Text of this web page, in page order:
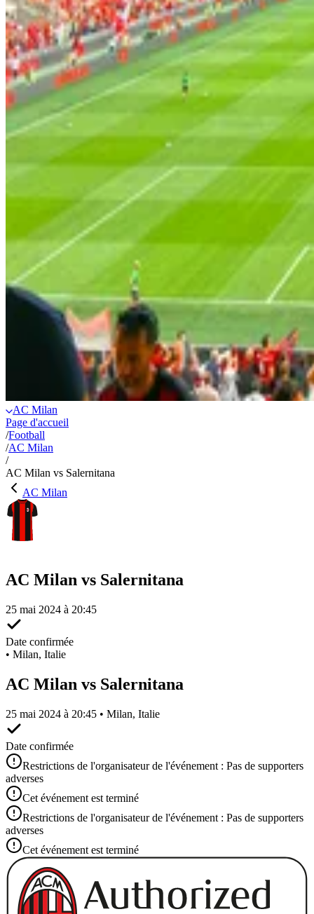
AC Milan
Page d'accueil
/Football
/AC Milan
/
AC Milan vs Salernitana
AC Milan
AC Milan vs Salernitana
25 mai 2024 à 20:45
Date confirmée
• Milan, Italie
AC Milan vs Salernitana
25 mai 2024 à 20:45 • Milan, Italie
Date confirmée
Restrictions de l'organisateur de l'événement : Pas de supporters
adverses
Cet événement est terminé
Restrictions de l'organisateur de l'événement : Pas de supporters
adverses
Cet événement est terminé